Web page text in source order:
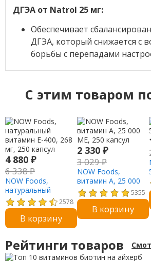
ДГЭА от Natrol 25 мг:
Обеспечивает
ДГЭА, который снижается с
борьбы с перепадами
C этим товаром
4 880 ₽
6 338₽
NOW Foods,
натуральный
витамин E-400, 268
мг, 250 капсул
2578
В корзину
2 330 ₽
3 029₽
NOW Foods,
витамин A, 25 000
МЕ, 250 капсул5355
В корзину
Рейтинги товаров